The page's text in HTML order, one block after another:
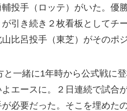
投手（ロッテ）がいた。優
引き続き２枚看板としてチ
比呂投手（東芝）がそのポ
一緒に1年時から公式戦に
エースに。２日連続で試合
必要だった。そこを埋めた